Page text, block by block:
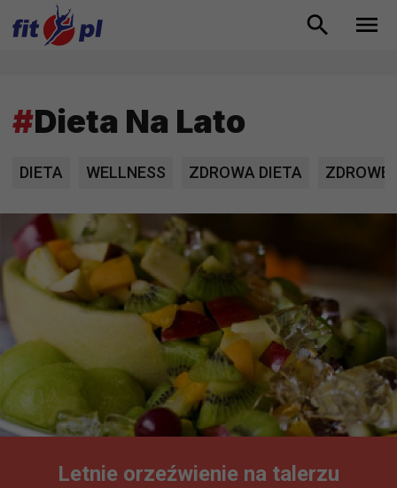
#Dieta Na Lato
DIETA WELLNESS ZDROWA DIETA ZDROWE
Letnie orzeźwienie na talerzu